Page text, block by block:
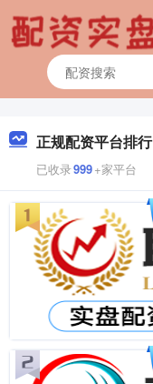
正规配资平台排行
已收录999+家平台